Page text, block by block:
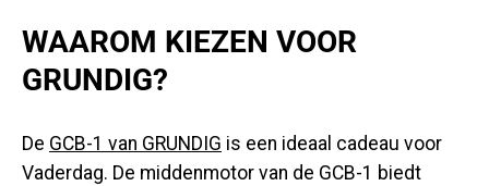
WAAROM KIEZEN VOOR
GRUNDIG?
De GCB-1 van GRUNDIG is een ideaal cadeau voor
Vaderdag. De middenmotor van de GCB-1 biedt